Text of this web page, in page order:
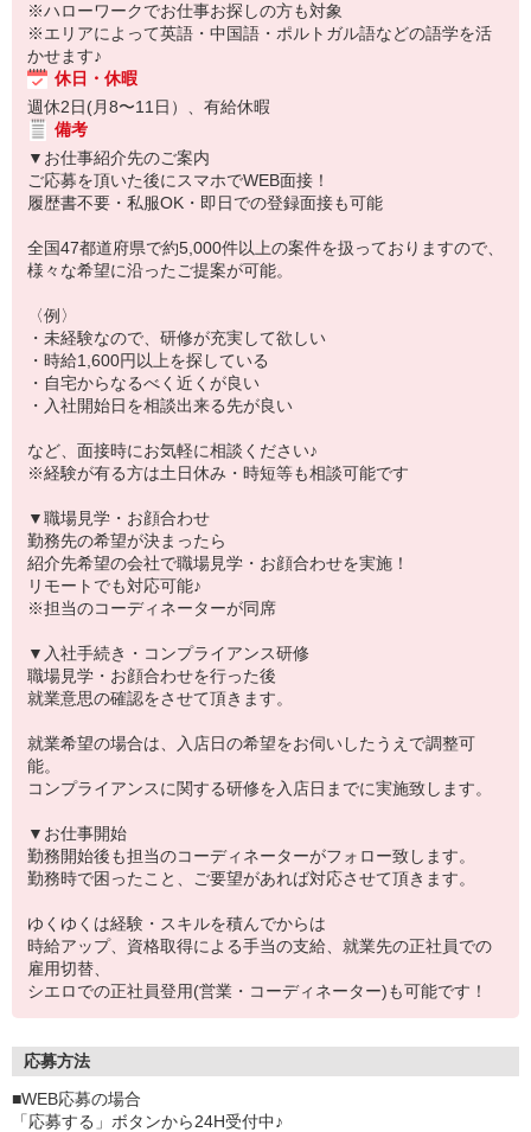
※ハローワークでお仕事お探しの方も対象
※エリアによって英語・中国語・ポルトガル語などの語学を活
かせます♪
休日・休暇
週休2日(月8〜11日）、有給休暇
備考
▼お仕事紹介先のご案内
ご応募を頂いた後にスマホでWEB面接！
履歴書不要・私服OK・即日での登録面接も可能
全国47都道府県で約5,000件以上の案件を扱っておりますので、
様々な希望に沿ったご提案が可能。
〈例〉
・未経験なので、研修が充実して欲しい
・時給1,600円以上を探している
・自宅からなるべく近くが良い
・入社開始日を相談出来る先が良い
など、面接時にお気軽に相談ください♪
※経験が有る方は土日休み・時短等も相談可能です
▼職場見学・お顔合わせ
勤務先の希望が決まったら
紹介先希望の会社で職場見学・お顔合わせを実施！
リモートでも対応可能♪
※担当のコーディネーターが同席
▼入社手続き・コンプライアンス研修
職場見学・お顔合わせを行った後
就業意思の確認をさせて頂きます。
就業希望の場合は、入店日の希望をお伺いしたうえで調整可
能。
コンプライアンスに関する研修を入店日までに実施致します。
▼お仕事開始
勤務開始後も担当のコーディネーターがフォロー致します。
勤務時で困ったこと、ご要望があれば対応させて頂きます。
ゆくゆくは経験・スキルを積んでからは
時給アップ、資格取得による手当の支給、就業先の正社員での
雇用切替、
シエロでの正社員登用(営業・コーディネーター)も可能です！
応募方法
■WEB応募の場合
「応募する」ボタンから24H受付中♪